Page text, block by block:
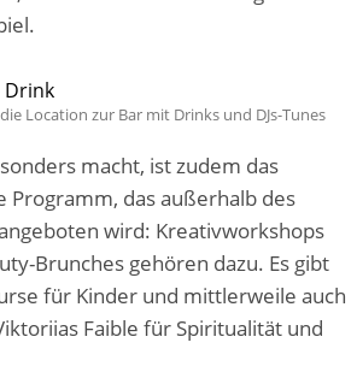
Location zur Bar mit Drinks und DJs-Tunes
macht, ist zudem das
Programm, das außerhalb des
wird: Kreativworkshops
Brunches gehören dazu. Es gibt
für Kinder und mittlerweile auch
Faible für Spiritualität und